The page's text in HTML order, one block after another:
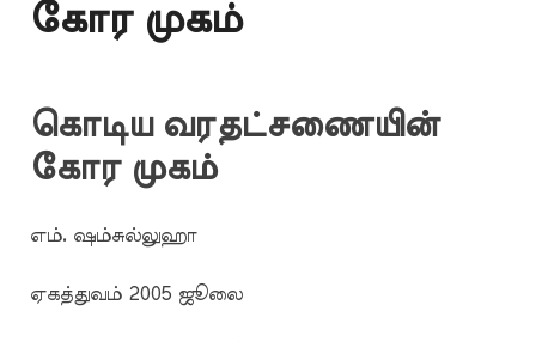
கோர முகம்
கொடிய வரதட்சணையின்
கோர முகம்
எம். ஷம்சுல்லுஹா
ஏகத்துவம் 2005 ஜூலை